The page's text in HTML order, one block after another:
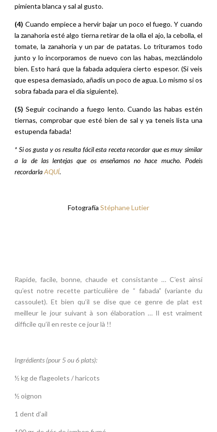
pimienta blanca y sal al gusto.
(4) Cuando empiece a hervir bajar un poco el fuego. Y cuando
la zanahoria esté algo tierna retirar de la olla el ajo, la cebolla, el
tomate, la zanahoria y un par de patatas. Lo trituramos todo
junto y lo incorporamos de nuevo con las habas, mezclándolo
bien. Esto hará que la fabada adquiera cierto espesor. (Si veis
que espesa demasiado, añadís un poco de agua. Lo mismo si os
sobra fabada para el día siguiente).
(5) Seguir cocinando a fuego lento. Cuando las habas estén
tiernas, comprobar que esté bien de sal y ya teneis lista una
estupenda fabada!
* Si os gusta y os resulta fácil esta receta recordar que es muy similar
a la de las lentejas que os enseñamos no hace mucho. Podeis
recordarlaAQUÍ.
Fotografía Stéphane Lutier
Rapide, facile, bonne, chaude et consistante … C’est ainsi
qu’est notre recette particulière de “ fabada” (variante du
cassoulet). Et bien qu’il se dise que ce genre de plat est
meilleur le jour suivant à son élaboration … Il est vraiment
difficile qu’il en reste ce jour là !!
Ingrédients (pour 5 ou 6 plats):
½ kg de flageolets / haricots
½ oignon
1 dent d’ail